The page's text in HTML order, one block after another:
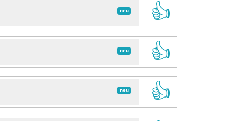
neu
👍
neu
👍
neu
👍